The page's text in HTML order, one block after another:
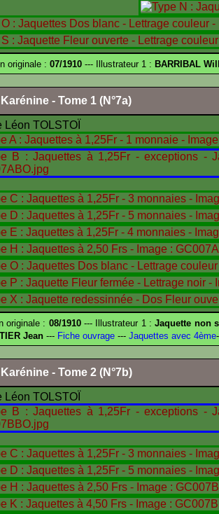
originale : 07/1910 --- Illustrateur 1 : BARRIBAL
- Tome 1 (N°7a)
Léon TOLSTOÏ
originale : 08/1910--- Illustrateur 1 :Jaquette non
Jean --- Fiche ouvrage --- Jaquettes avec 4ème
- Tome 2 (N°7b)
Léon TOLSTOÏ